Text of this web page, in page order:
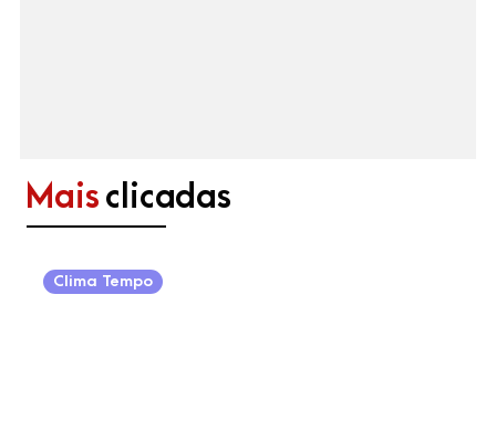
Mais clicadas
Clima Tempo